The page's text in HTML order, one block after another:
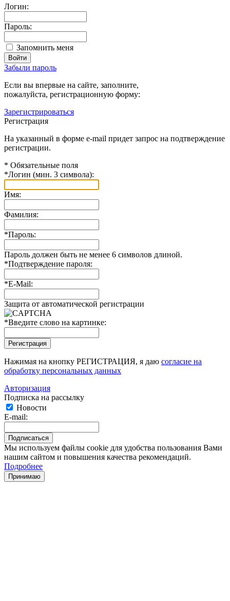
Логин:
Пароль:
Запомнить меня
Забыли пароль
Если вы впервые на сайте, заполните,
пожалуйста, регистрационную форму:
Зарегистрироваться
Регистрация
На указанный в форме e-mail придет запрос на подтверждение
регистрации.
* Обязательные поля
*Логин (мин. 3 символа):
Имя:
Фамилия:
*Пароль:
Пароль должен быть не менее 6 символов длиной.
*Подтверждение пароля:
*E-Mail:
Защита от автоматической регистрации
*Введите слово на картинке:
Нажимая на кнопку РЕГИСТРАЦИЯ, я даю согласие на
обработку персональных данных
Авторизация
Подписка на рассылку
Новости
E-mail:
Мы используем файлы cookie для удобства пользования Вами
нашим сайтом и повышения качества рекомендаций.
Подробнее
Принимаю